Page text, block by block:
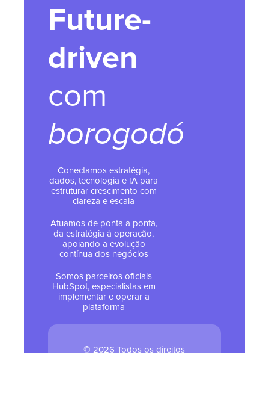
Future-
driven
com
borogodó
Conectamos estratégia,
dados, tecnologia e IA para
estruturar crescimento com
clareza e escala
Atuamos de ponta a ponta,
da estratégia à operação,
apoiando a evolução
contínua dos negócios
Somos parceiros oficiais
HubSpot, especialistas em
implementar e operar a
plataforma
© 2026 Todos os direitos